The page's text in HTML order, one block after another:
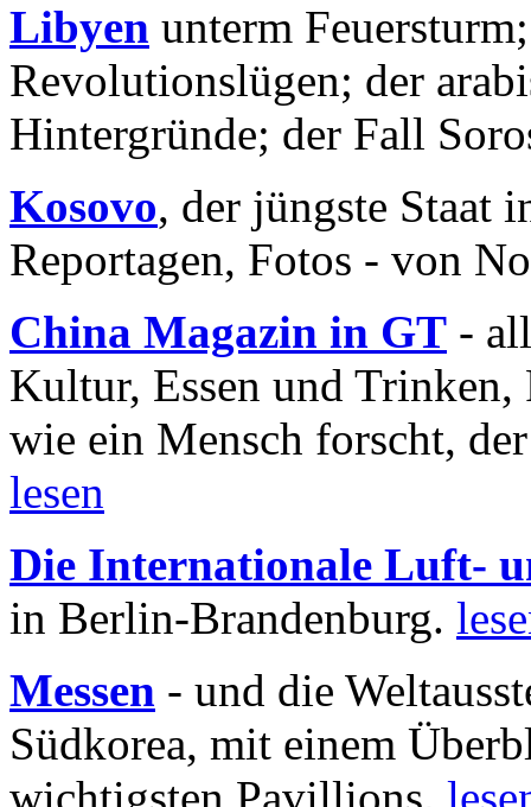
Libyen unterm
Revolutionslügen; der
Hintergründe; der Fall
Kosovo, der jüngste Staat
Reportagen, Fotos - von
China Magazin in GT -
Kultur, Essen und
wie ein Mensch forscht,
lesen
Die Internationale Luft-
in Berlin-Brandenburg.
Messen - und die
Südkorea, mit einem